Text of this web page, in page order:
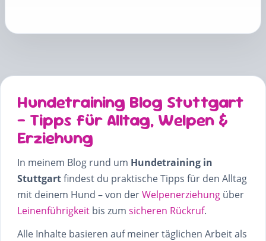
Hundetraining Blog Stuttgart
– Tipps für Alltag, Welpen &
Erziehung
In meinem Blog rund um Hundetraining in
Stuttgartfindest du praktische Tipps für den Alltag
mit deinem Hund – von derWelpenerziehung über
Leinenführigkeit bis zum sicheren Rückruf.
Alle Inhalte basieren auf meiner täglichen Arbeit als